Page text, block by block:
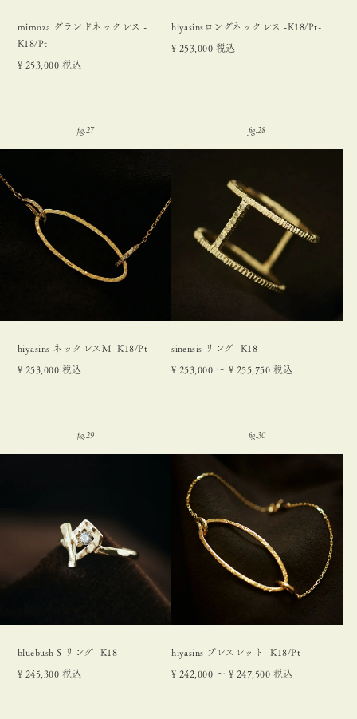
mimoza グランドネックレス -
K18/Pt-
¥ 253,000 税込
hiyasinsロングネックレス -K18/Pt-
¥ 253,000 税込
hiyasins ネックレスM -K18/Pt-
¥ 253,000 税込
sinensis リング -K18-
¥ 253,000 〜 ¥ 255,750 税込
bluebush S リング -K18-
¥ 245,300 税込
hiyasins ブレスレット -K18/Pt-
¥ 242,000 〜 ¥ 247,500 税込